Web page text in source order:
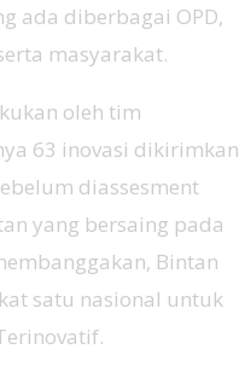
ada diberbagai OPD,
masyarakat.
oleh tim
63 inovasi dikirimkan
diassesment
yang bersaing pada
Bintan
satu nasional untuk